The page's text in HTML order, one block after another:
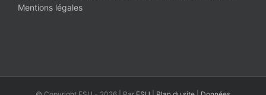
Mentions légales